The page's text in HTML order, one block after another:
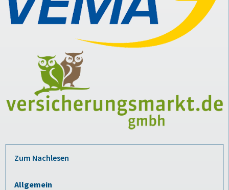
Zum Nachlesen
Allgemein